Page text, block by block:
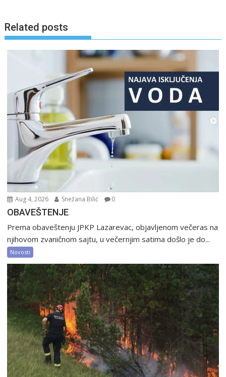
Related posts
Aug 4, 2026 Snežana Bilić 0
OBAVEŠTENJE
Prema obaveštenju JPKP Lazarevac, objavljenom večeras na
njihovom zvaničnom sajtu, u večernjim satima došlo je do...
Novosti